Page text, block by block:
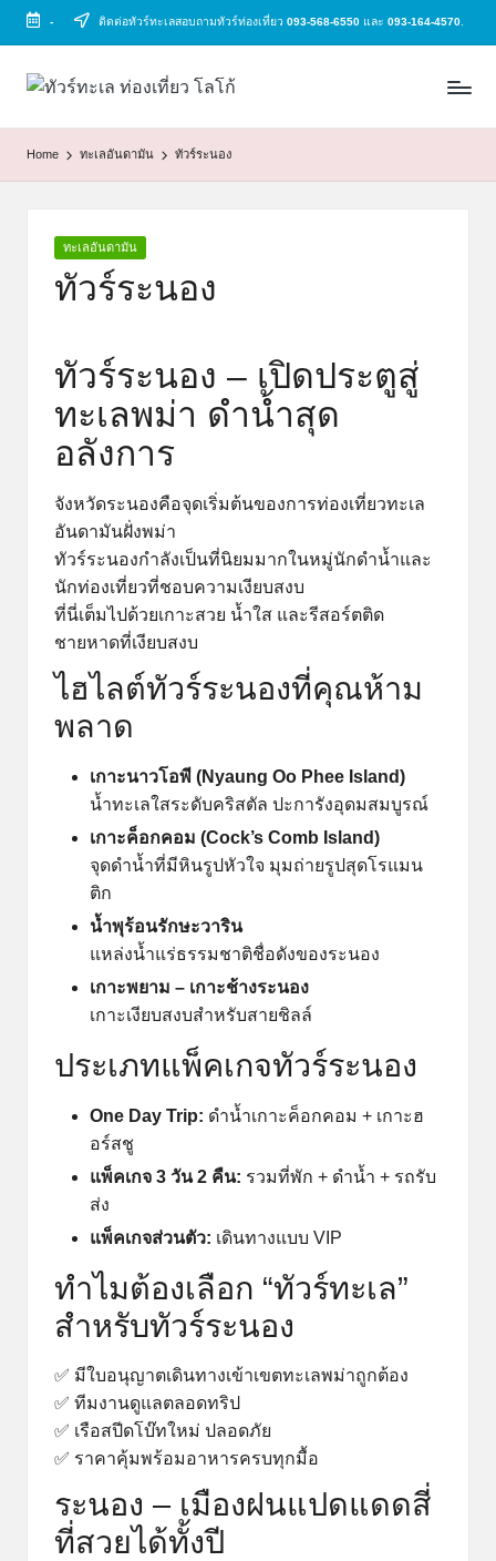
Skip
- ติดต่อทัวร์ทะเลสอบถามทัวร์ท่องเที่ยว093-568-6550 และ093-164-4570
ทั
ว
ร์
ทัวร์
แพ็ก
Home ทะเลอันดามัน ทัวร์ระนอง
Posted
in
ทะเลอันดามัน
ทัวร์ระนอง
ทัวร์ระนอง – เปิดประตูสู่
ทะเลพม่า ดำน้ำสุด
อลังการ
จังหวัดระนองคือจุดเริ่มต้นของการท่องเที่ยวทะเล
อันดามันฝั่งพม่า
ทัวร์ระนองกำลังเป็นที่นิยมมากในหมู่นักดำน้ำและ
นักท่องเที่ยวที่ชอบความเงียบสงบ
ที่นี่เต็มไปด้วยเกาะสวย น้ำใส และรีสอร์ตติด
ชายหาดที่เงียบสงบ
ไฮไลต์ทัวร์ระนองที่คุณห้าม
พลาด
เกาะนาวโอพี (Nyaung Oo Phee Island)
น้ำทะเลใสระดับคริสตัล ปะการังอุดมสมบูรณ์
เกาะค็อกคอม (Cock’s Comb Island)
จุดดำน้ำที่มีหินรูปหัวใจ มุมถ่ายรูปสุดโรแมน
ติก
น้ำพุร้อนรักษะวาริน
แหล่งน้ำแร่ธรรมชาติชื่อดังของระนอง
เกาะพยาม – เกาะช้างระนอง
เกาะเงียบสงบสำหรับสายชิลล์
ประเภทแพ็คเกจทัวร์ระนอง
One Day Trip: ดำน้ำเกาะค็อกคอม + เกาะฮ
อร์สชู
แพ็คเกจ 3 วัน 2 คืน: รวมที่พัก + ดำน้ำ + รถรับ
ส่ง
แพ็คเกจส่วนตัว: เดินทางแบบ VIP
ทำไมต้องเลือก “ทัวร์ทะเล”
สำหรับทัวร์ระนอง
✅ มีใบอนุญาตเดินทางเข้าเขตทะเลพม่าถูกต้อง
✅ ทีมงานดูแลตลอดทริป
✅ เรือสปีดโบ๊ทใหม่ ปลอดภัย
✅ ราคาคุ้มพร้อมอาหารครบทุกมื้อ
ระนอง – เมืองฝนแปดแดดสี่
ที่สวยได้ทั้งปี